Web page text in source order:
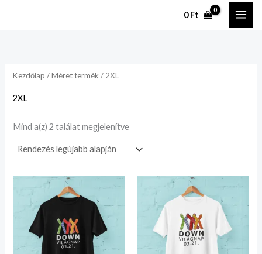
0Ft
Kezdőlap / Méret termék / 2XL
2XL
Mind a(z) 2 találat megjelenítve